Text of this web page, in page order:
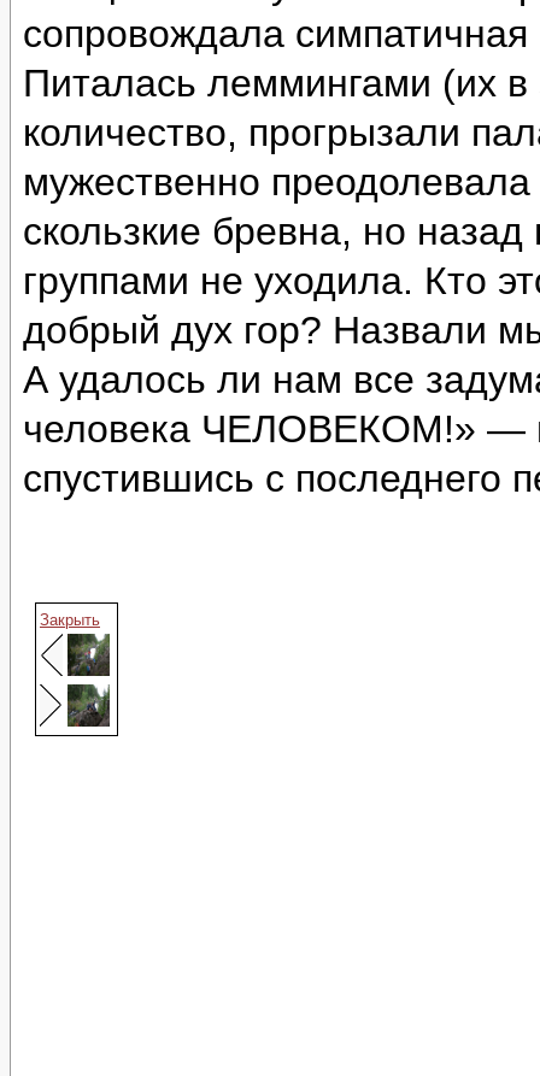
сопровождала симпатичная
Питалась леммингами (их
количество, прогрызали
мужественно
скользкие бревна, но
группами не уходила. Кто
добрый дух гор? Назвали
А удалось ли нам все
человека ЧЕЛОВЕКОМ!» —
спустившись с последнего
Закрыть